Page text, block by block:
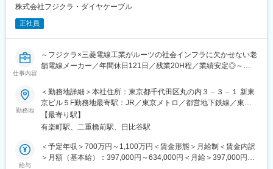
また、同社は製造から施工、メンテナンスまで一貫した事業体制
を構築。経営基盤と挑戦を後押しする風土のもと、防災メーカー
変更の範囲：会社の定める業務
・今回のポジションでは連結子会社数300社を超える上場企業の
M&Aも多々あり、M&A時には当社グループに参画した会社への経
理業務支援や当社との会計方針、決算スケジュールの融合等なか
す。
・まだまだ各所に改善の余地があるため、前職で培った経験やス
・ポジションや勤続年数に捉われず難しい業務を任されることが
ある一方で、短時間で多くのことを学び吸収できる環境がありま
す。
・若手担当者が多く活気がある職場で、中途入社社員を歓迎する
■組織の特徴
株式会社フジクラ・ダイヤケーブル
正社員
仕事内容
～フジクラ×三菱電線工業がルーツの社会インフラに欠かせない老
舗電線メーカー／年間休日121日／残業20H程／業績安定◎～
■業務内容：
電波の基地局や自動車等で使用される産業用電線を手掛ける同社
の経理部門の経理グループリーダー候補として、決算や税務申告
等の財務会計をご担当いただきます。
■配属組織：
経理部門には以下の3グループがございます。
経理グループのリーダー候補を想定しておりますが、ご経験に応
勤務地
＜勤務地詳細＞本社住所：東京都千代田区丸の内３－３－１ 新東
京ビル５F勤務地最寄駅：JR／東京メトロ／都営地下鉄線／東京
／有楽町／大手町／日比谷駅受動喫煙対策：敷地内喫煙可能場所
あり変更の範囲：会社の定める事業所
【最寄り駅】
有楽町駅、二重橋前駅、日比谷駅
給与
＜予定年収＞700万円～1,100万円＜賃金形態＞月給制＜賃金内訳
＞月額（基本給）：397,000円～634,000円＜月給＞397,000円～